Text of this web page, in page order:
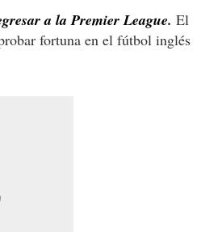
a la Premier League. El
fortuna en el fútbol inglés